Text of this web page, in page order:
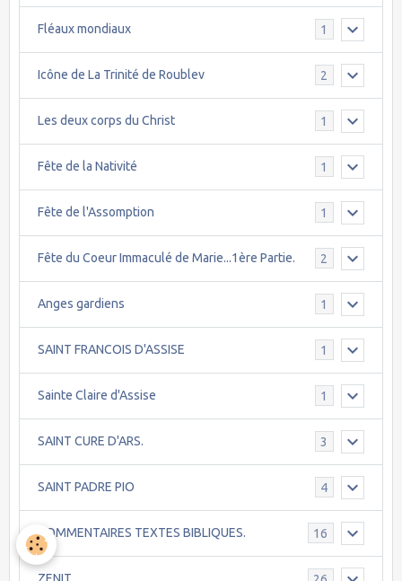
Fléaux mondiaux 1
Icône de La Trinité de Roublev 2
Les deux corps du Christ 1
Fête de la Nativité 1
Fête de l'Assomption 1
Fête du Coeur Immaculé de Marie...1ère Partie. 2
Anges gardiens 1
SAINT FRANCOIS D'ASSISE 1
Sainte Claire d'Assise 1
SAINT CURE D'ARS. 3
SAINT PADRE PIO 4
COMMENTAIRES TEXTES BIBLIQUES. 16